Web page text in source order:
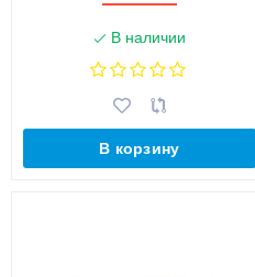
В наличии
В корзину